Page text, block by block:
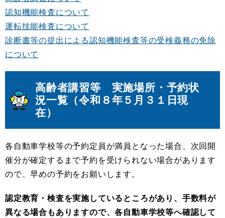
認知機能検査について
運転技能検査について
診断書等の提出による認知機能検査等の受検義務の免除
について
高齢者講習等 実施場所・予約状
況一覧（令和８年５月３１日現
在）
各自動車学校等の予約定員が満員となった場合、次回開
催分が確定するまで予約を受けられない場合があります
ので、早めの予約をお願いします。​
認定教育・検査を実施しているところがあり、手数料が
異なる場合もありますので、各自動車学校等へ確認して